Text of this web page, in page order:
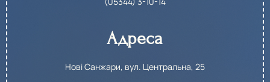
Адреса
Нові Санжари, вул. Центральна, 25